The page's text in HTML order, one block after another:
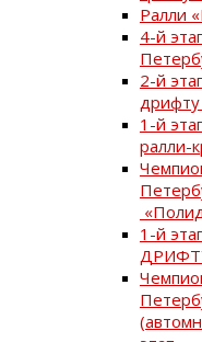
Ралли
4-й
2-й
1-й
ралли-
1-й